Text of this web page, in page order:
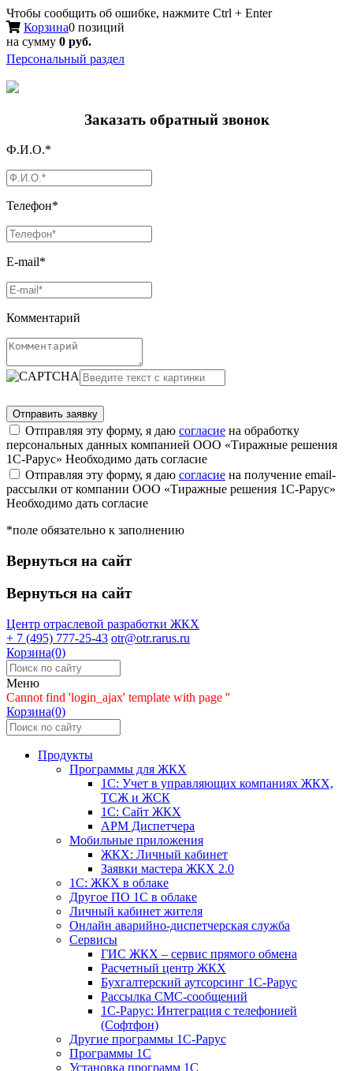
Чтобы сообщить об ошибке, нажмите Ctrl + Enter
Корзина0 позиций
на сумму 0 руб.
Персональный раздел
Заказать обратный звонок
Ф.И.О.*
Телефон*
E-mail*
Комментарий
Отправляя эту форму, я даю согласие на обработку
персональных данных компанией ООО «Тиражные решения
1С-Рарус» Необходимо дать согласие
Отправляя эту форму, я даю согласие на получение email-
рассылки от компании ООО «Тиражные решения 1С-Рарус»
Необходимо дать согласие
*поле обязательно к заполнению
Вернуться на сайт
Вернуться на сайт
Центр отраслевой разработки ЖКХ
+ 7 (495) 777-25-43 otr@otr.rarus.ru
Корзина(0)
Меню
Cannot find 'login_ajax' template with page ''
Корзина(0)
Продукты
Программы для ЖКХ
1С: Учет в управляющих компаниях ЖКХ,
ТСЖ и ЖСК
1С: Сайт ЖКХ
АРМ Диспетчера
Мобильные приложения
ЖКХ: Личный кабинет
Заявки мастера ЖКХ 2.0
1С: ЖКХ в облаке
Другое ПО 1С в облаке
Личный кабинет жителя
Онлайн аварийно-диспетчерская служба
Сервисы
ГИС ЖКХ – сервис прямого обмена
Расчетный центр ЖКХ
Бухгалтерский аутсорсинг 1С-Рарус
Рассылка СМС-сообщений
1С-Рарус: Интеграция с телефонией
(Софтфон)
Другие программы 1С-Рарус
Программы 1С
Установка программ 1С